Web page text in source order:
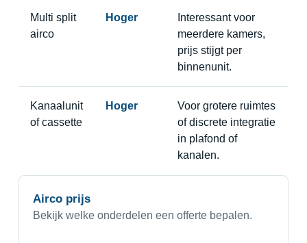
Multi split
airco
Hoger
Interessant voor
meerdere kamers,
prijs stijgt per
binnenunit.
Kanaalunit
of cassette
Hoger
Voor grotere ruimtes
of discrete integratie
in plafond of
kanalen.
Airco prijs
Bekijk welke onderdelen een offerte bepalen.